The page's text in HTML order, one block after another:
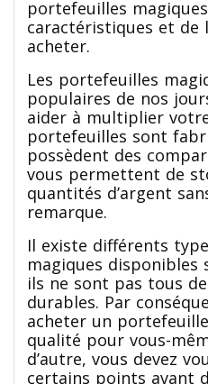
portefeuilles
caractéristiques et de
acheter.
Les portefeuilles
populaires de nos
aider à multiplier
portefeuilles sont
possèdent des
vous permettent de
quantités d’argent
remarque.
Il existe différents
magiques disponibles
ils ne sont pas tous
durables. Par
acheter un
qualité pour vous-
d’autre, vous devez
certains points avant